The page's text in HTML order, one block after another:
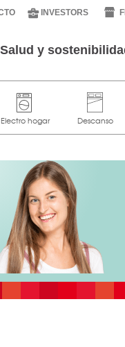
INVESTORS
Salud y